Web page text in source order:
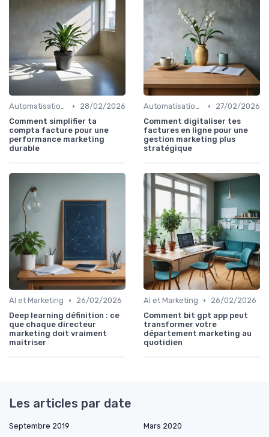
Automatisation et RPA •
28/02/2026
Comment simplifier ta
compta facture pour une
performance marketing
durable
Automatisation et RPA •
27/02/2026
Comment digitaliser tes
factures en ligne pour une
gestion marketing plus
stratégique
AI et Marketing •
26/02/2026
Deep learning définition : ce
que chaque directeur
marketing doit vraiment
maîtriser
AI et Marketing •
26/02/2026
Comment bit gpt app peut
transformer votre
département marketing au
quotidien
Les articles par date
Septembre 2019
Mars 2020